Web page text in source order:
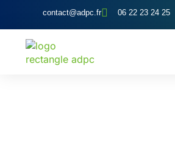
contact@adpc.fr 06 22 23 24 25